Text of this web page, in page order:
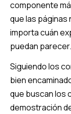
componente
que las páginas
importa cuán
puedan parecer.
Siguiendo los
bien
que buscan los
demostración